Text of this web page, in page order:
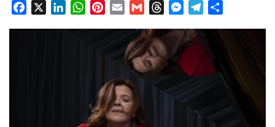
Facebook LinkedInWhatsAppPinterest
Email Gmail ThreadsMessenger
Telegram